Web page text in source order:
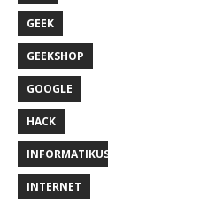
GEEK
GEEKSHOP
GOOGLE
HACK
INFORMATIKUS
INTERNET